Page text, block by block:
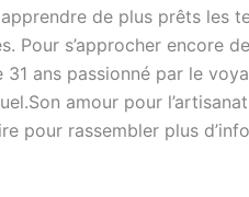
de plus prêts les
Pour s’approcher encore
31 ans passionné par le
amour pour
pour rassembler plus